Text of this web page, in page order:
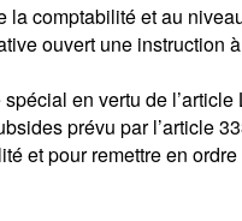
comptabilité et au
ouvert une instruction
en vertu de
prévu par l’article
et pour remettre en